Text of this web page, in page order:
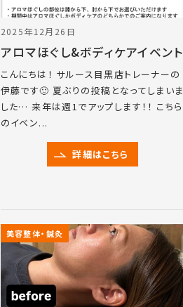
2025年12月26日
アロマほぐし&ボディケアイベント
こんにちは！ サルース目黒店トレーナーの
伊藤です🙂 夏ぶりの投稿となってしまいま
した… 来年は週1でアップします！！ こちら
のイベン...
詳細はこちら
美容整体・鍼灸